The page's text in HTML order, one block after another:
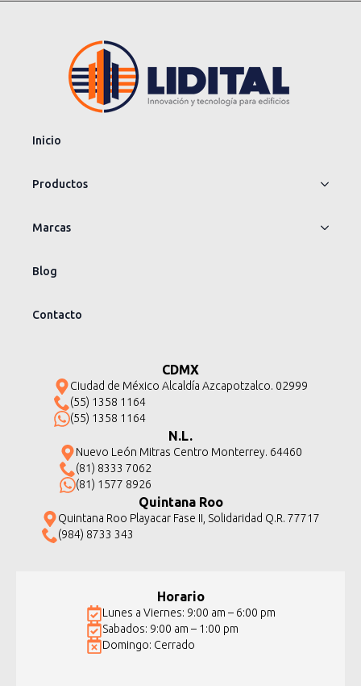
Inicio
Productos
Marcas
Blog
Contacto
CDMX
Ciudad de México Alcaldía Azcapotzalco. 02999
(55) 1358 1164
(55) 1358 1164
N.L.
Nuevo León Mitras Centro Monterrey. 64460
(81) 8333 7062
(81) 1577 8926
Quintana Roo
Quintana Roo Playacar Fase II, Solidaridad Q.R. 77717
(984) 8733 343
Horario
Lunes a Viernes: 9:00 am – 6:00 pm
Sabados: 9:00 am – 1:00 pm
Domingo: Cerrado